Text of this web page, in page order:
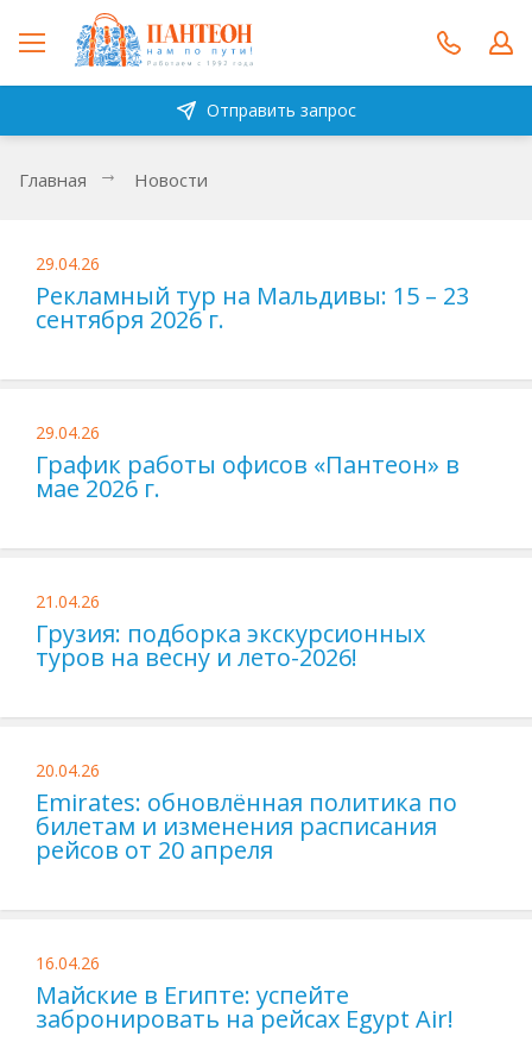
Отправить запрос
Главная Новости
29.04.26
Рекламный тур на Мальдивы: 15 – 23
сентября 2026 г.
29.04.26
График работы офисов «Пантеон» в
мае 2026 г.
21.04.26
Грузия: подборка экскурсионных
туров на весну и лето-2026!
20.04.26
Emirates: обновлённая политика по
билетам и изменения расписания
рейсов от 20 апреля
16.04.26
Майские в Египте: успейте
забронировать на рейсах Egypt Air!